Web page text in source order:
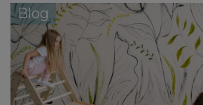
Blog